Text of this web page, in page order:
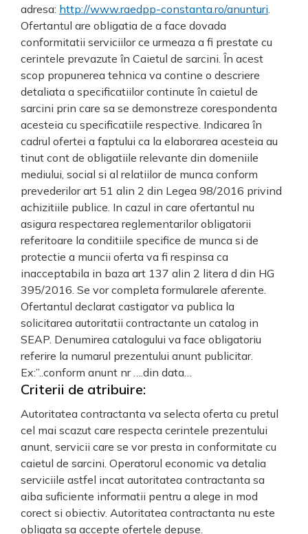
adresa: http://www.raedpp-constanta.ro/anunturi.
Ofertantul are obligatia de a face dovada
conformitatii serviciilor ce urmeaza a fi prestate cu
cerintele prevazute în Caietul de sarcini. În acest
scop propunerea tehnica va contine o descriere
detaliata a specificatiilor continute în caietul de
sarcini prin care sa se demonstreze corespondenta
acesteia cu specificatiile respective. Indicarea în
cadrul ofertei a faptului ca la elaborarea acesteia au
tinut cont de obligatiile relevante din domeniile
mediului, social si al relatiilor de munca conform
prevederilor art 51 alin 2 din Legea 98/2016 privind
achizitiile publice. In cazul in care ofertantul nu
asigura respectarea reglementarilor obligatorii
referitoare la conditiile specifice de munca si de
protectie a muncii oferta va fi respinsa ca
inacceptabila in baza art 137 alin 2 litera d din HG
395/2016. Se vor completa formularele aferente.
Ofertantul declarat castigator va publica la
solicitarea autoritatii contractante un catalog in
SEAP. Denumirea catalogului va face obligatoriu
referire la numarul prezentului anunt publicitar.
Ex:”..conform anunt nr ….din data…
Criterii de atribuire:
Autoritatea contractanta va selecta oferta cu pretul
cel mai scazut care respecta cerintele prezentului
anunt, servicii care se vor presta in conformitate cu
caietul de sarcini. Operatorul economic va detalia
serviciile astfel incat autoritatea contractanta sa
aiba suficiente informatii pentru a alege in mod
corect si obiectiv. Autoritatea contractanta nu este
obligata sa accepte ofertele depuse.